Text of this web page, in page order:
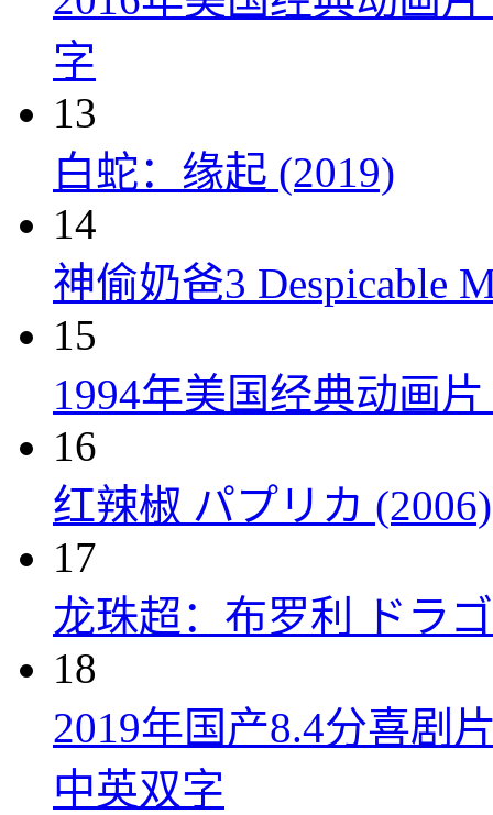
字
13
白蛇：缘起 (2019)
14
神偷奶爸3 Despicable
15
1994年美国经典动画
16
红辣椒 パプリカ (2006)
17
龙珠超：布罗利 ドラ
18
2019年国产8.4分喜剧
中英双字